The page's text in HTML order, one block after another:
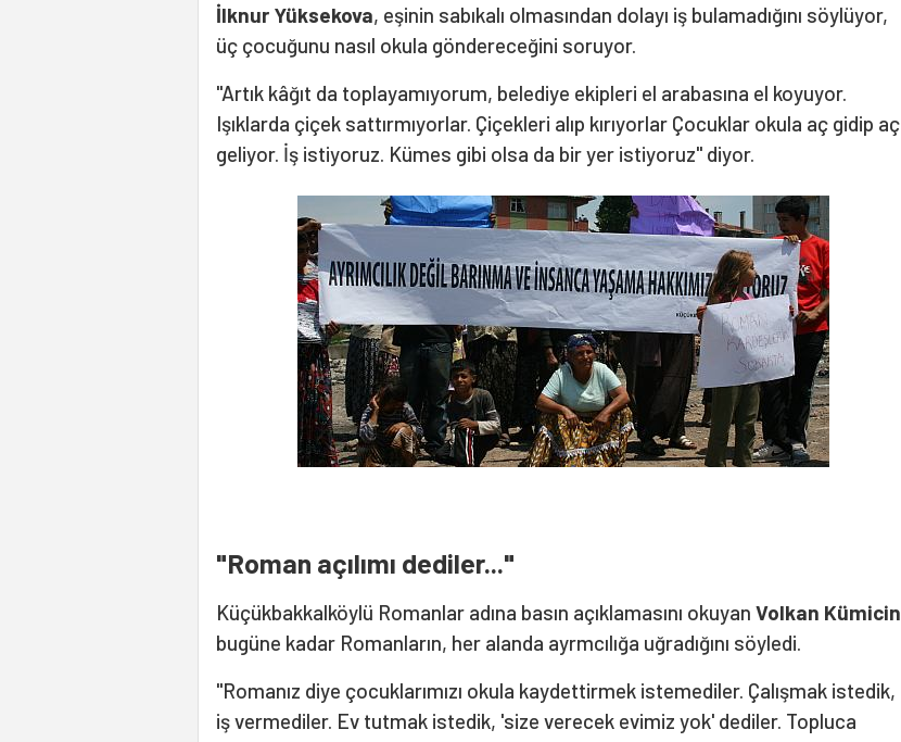
İlknur Yüksekova, eşinin sabıkalı olmasından dolayı iş bulamadığını söylüyor,
üç çocuğunu nasıl okula göndereceğini soruyor.
"Artık kâğıt da toplayamıyorum, belediye ekipleri el arabasına el koyuyor.
Işıklarda çiçek sattırmıyorlar. Çiçekleri alıp kırıyorlar Çocuklar okula aç gidip aç
geliyor. İş istiyoruz. Kümes gibi olsa da bir yer istiyoruz" diyor.
"Roman açılımı dediler..."
Küçükbakkalköylü Romanlar adına basın açıklamasını okuyan Volkan Kümicin
bugüne kadar Romanların, her alanda ayrmcılığa uğradığını söyledi.
"Romanız diye çocuklarımızı okula kaydettirmek istemediler. Çalışmak istedik,
iş vermediler. Ev tutmak istedik, 'size verecek evimiz yok' dediler. Topluca